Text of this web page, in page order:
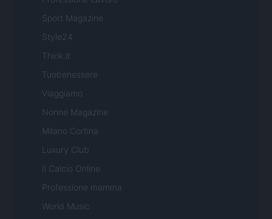
Sport Magazine
Style24
Think.it
Tuobenessere
Viaggiamo
Nonne Magazine
Milano Cortina
Luxury Club
Il Calcio Online
Professione mamma
World Music